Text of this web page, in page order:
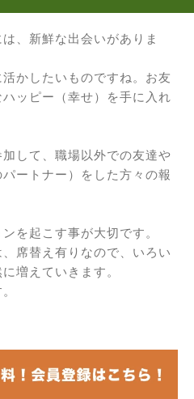
、新鮮な出会いがありま
かしたいものですね。お友
ッピー（幸せ）を手に入れ
して、職場以外での友達や
ートナー）をした方々の報
を起こす事が大切です。
席替え有りなので、いろい
増えていきます。